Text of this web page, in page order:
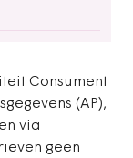
Consument
(AP),
via
geen